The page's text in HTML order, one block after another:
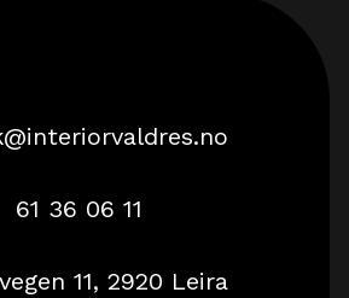
61 36 06 11
11, 2920 Leira